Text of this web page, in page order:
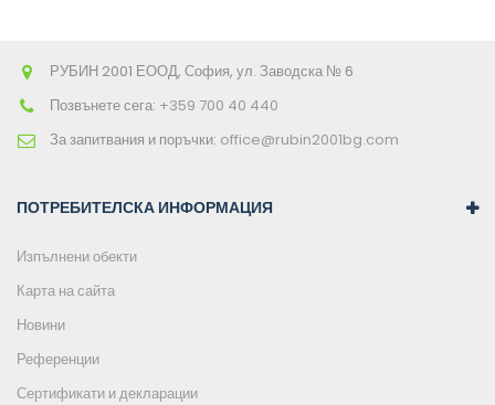
РУБИН 2001 ЕООД, София, ул. Заводска № 6
Позвънете сега: +359 700 40 440
За запитвания и поръчки: office@rubin2001bg.com
ПОТРЕБИТЕЛСКА ИНФОРМАЦИЯ
Изпълнени обекти
Карта на сайта
Новини
Референции
Сертификати и декларации